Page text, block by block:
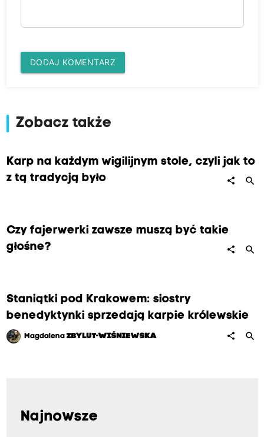
DODAJ KOMENTARZ
Zobacz także
Karp na każdym wigilijnym stole, czyli jak to
z tą tradycją było
share search
Czy fajerwerki zawsze muszą być takie
głośne?
share search
Staniątki pod Krakowem: siostry
benedyktynki sprzedają karpie królewskie
MagdalenaZBYLUT-WIŚNIEWSKA share search
Najnowsze